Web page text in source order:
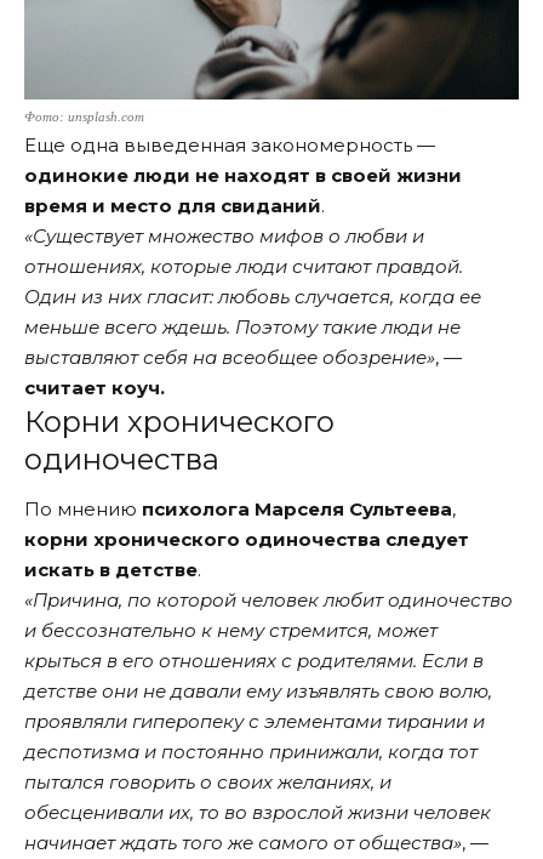
Фото: unsplash.com
Еще одна выведенная закономерность —
одинокие люди не находят в своей жизни
время и место для свиданий.
«Существует множество мифов о любви и
отношениях, которые люди считают правдой.
Один из них гласит: любовь случается, когда ее
меньше всего ждешь. Поэтому такие люди не
выставляют себя на всеобщее обозрение», —
считает коуч.
Корни хронического
одиночества
По мнению психолога Марселя Сультеева,
корни хронического одиночества следует
искать в детстве.
«Причина, по которой человек любит одиночество
и бессознательно к нему стремится, может
крыться в его отношениях с родителями. Если в
детстве они не давали ему изъявлять свою волю,
проявляли гиперопеку с элементами тирании и
деспотизма и постоянно принижали, когда тот
пытался говорить о своих желаниях, и
обесценивали их, то во взрослой жизни человек
начинает ждать того же самого от общества», —